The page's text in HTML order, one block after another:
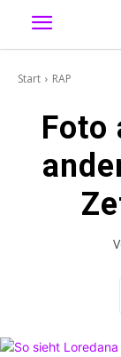
Start RAP
Foto